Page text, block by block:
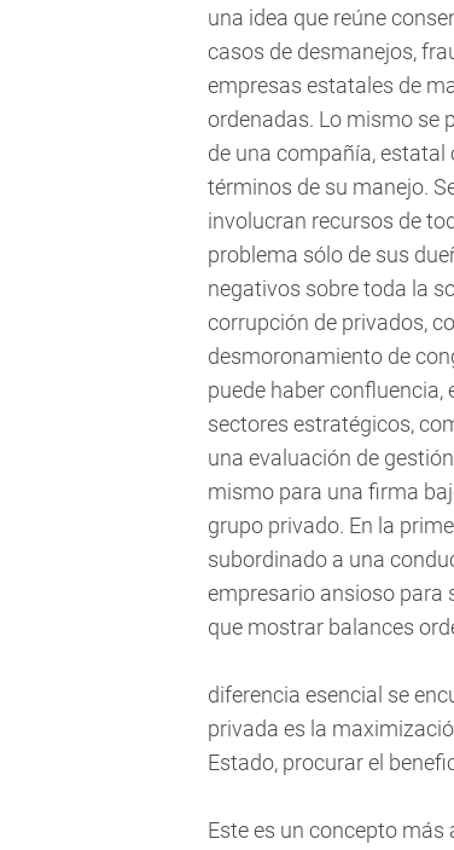
una idea que reúne
casos de desmanejos,
empresas estatales de
ordenadas. Lo mismo se
de una compañía, estatal
términos de su manejo.
involucran recursos de
problema sólo de sus
negativos sobre toda la
corrupción de privados,
desmoronamiento de
puede haber confluencia,
sectores estratégicos,
una evaluación de
mismo para una firma
grupo privado. En la
subordinado a una
empresario ansioso para
que mostrar balances
diferencia esencial se
privada es la
Estado, procurar el
Este es un concepto más